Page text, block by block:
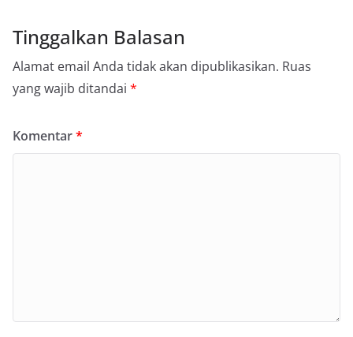
Tinggalkan Balasan
Alamat email Anda tidak akan dipublikasikan. Ruas
yang wajib ditandai *
Komentar*